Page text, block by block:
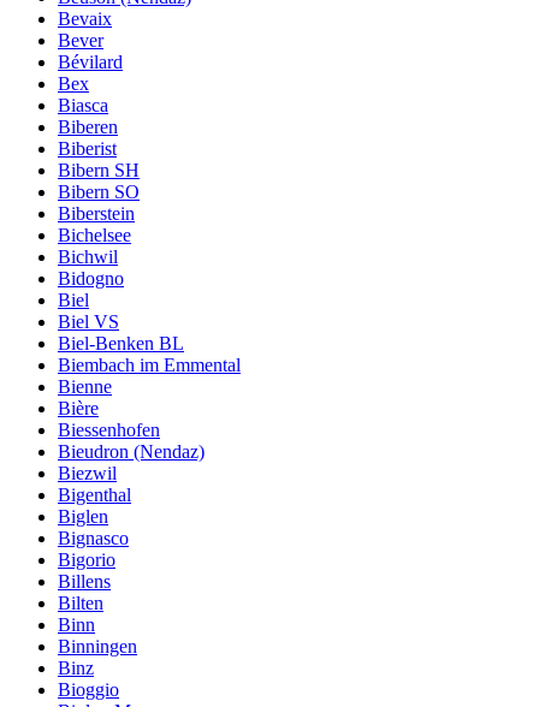
Bevaix
Bever
Bévilard
Bex
Biasca
Biberen
Biberist
Bibern SH
Bibern SO
Biberstein
Bichelsee
Bichwil
Bidogno
Biel
Biel VS
Biel-Benken BL
Biembach im Emmental
Bienne
Bière
Biessenhofen
Bieudron (Nendaz)
Biezwil
Bigenthal
Biglen
Bignasco
Bigorio
Billens
Bilten
Binn
Binningen
Binz
Bioggio